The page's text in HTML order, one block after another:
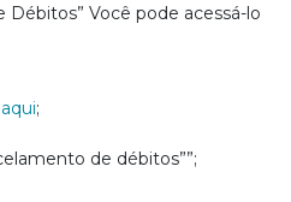
Débitos” Você pode acessá-lo
;
de débitos””;